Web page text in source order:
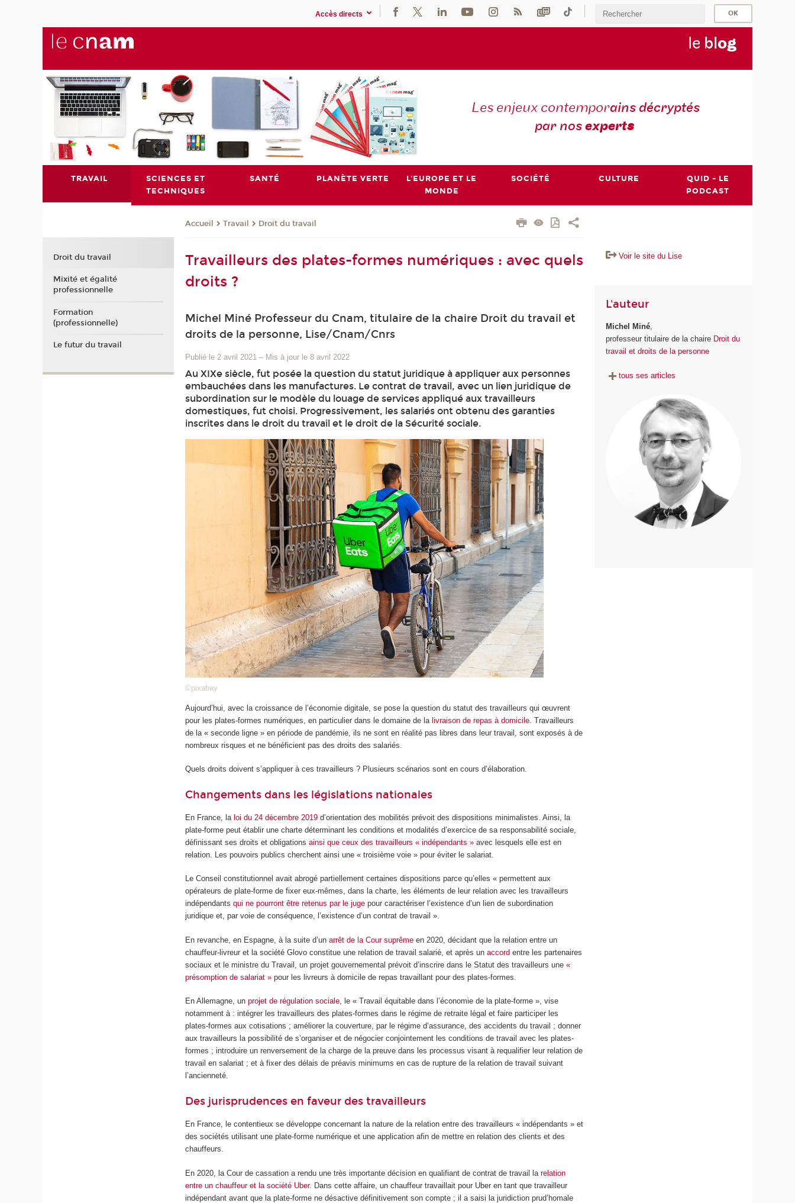
Accès directs
le blog
Les enjeux contemporains décryptés
par nosexperts
TRAVAIL
SCIENCES ET
TECHNIQUES
SANTÉ PLANÈTE VERTE
L'EUROPE ET LE
MONDE
SOCIÉTÉ CULTURE
QUID - LE
PODCAST
Accueil Travail Droit du travail
Travailleurs des plates-formes numériques : avec quels
droits ?
Michel Miné Professeur du Cnam, titulaire de la chaire Droit du travail et
droits de la personne, Lise/Cnam/Cnrs
Publié le 2 avril 2021 – Mis à jour le 8 avril 2022
Au XIXe siècle, fut posée la question du statut juridique à appliquer aux personnes
embauchées dans les manufactures. Le contrat de travail, avec un lien juridique de
subordination sur le modèle du louage de services appliqué aux travailleurs
domestiques, fut choisi. Progressivement, les salariés ont obtenu des garanties
inscrites dans le droit du travail et le droit de la Sécurité sociale.
©pixabay
Aujourd’hui, avec la croissance de l’économie digitale, se pose la question du statut des travailleurs qui œuvrent
pour les plates-formes numériques, en particulier dans le domaine de lalivraison de repas à domicile . Travailleurs
de la « seconde ligne » en période de pandémie, ils ne sont en réalité pas libres dans leur travail, sont exposés à de
nombreux risques et ne bénéficient pas des droits des salariés.
Quels droits doivent s’appliquer à ces travailleurs ? Plusieurs scénarios sont en cours d’élaboration.
Changements dans les législations nationales
En France, la loi du 24 décembre 2019 d’orientation des mobilités prévoit des dispositions minimalistes. Ainsi, la
plate-forme peut établir une charte déterminant les conditions et modalités d’exercice de sa responsabilité sociale,
définissant ses droits et obligationsainsi que ceux des travailleurs « indépendants » avec lesquels elle est en
relation. Les pouvoirs publics cherchent ainsi une « troisième voie » pour éviter le salariat.
Le Conseil constitutionnel avait abrogé partiellement certaines dispositions parce qu’elles « permettent aux
opérateurs de plate-forme de fixer eux-mêmes, dans la charte, les éléments de leur relation avec les travailleurs
indépendantsqui ne pourront être retenus par le juge pour caractériser l’existence d’un lien de subordination
juridique et, par voie de conséquence, l’existence d’un contrat de travail ».
En revanche, en Espagne, à la suite d’unarrêt de la Cour suprême en 2020, décidant que la relation entre un
chauffeur-livreur et la société Glovo constitue une relation de travail salarié, et après unaccord entre les partenaires
sociaux et le ministre du Travail, un projet gouvernemental prévoit d’inscrire dans le Statut des travailleurs une«
présomption de salariat » pour les livreurs à domicile de repas travaillant pour des plates-formes.
En Allemagne, unprojet de régulation sociale, le « Travail équitable dans l’économie de la plate-forme », vise
notamment à : intégrer les travailleurs des plates-formes dans le régime de retraite légal et faire participer les
plates-formes aux cotisations ; améliorer la couverture, par le régime d’assurance, des accidents du travail ; donner
aux travailleurs la possibilité de s’organiser et de négocier conjointement les conditions de travail avec les plates-
formes ; introduire un renversement de la charge de la preuve dans les processus visant à requalifier leur relation de
travail en salariat ; et à fixer des délais de préavis minimums en cas de rupture de la relation de travail suivant
l’ancienneté.
Des jurisprudences en faveur des travailleurs
En France, le contentieux se développe concernant la nature de la relation entre des travailleurs « indépendants » et
des sociétés utilisant une plate-forme numérique et une application afin de mettre en relation des clients et des
chauffeurs.
En 2020, la Cour de cassation a rendu une très importante décision en qualifiant de contrat de travail larelation
entre un chauffeur et la société Uber. Dans cette affaire, un chauffeur travaillait pour Uber en tant que travailleur
indépendant avant que la plate-forme ne désactive définitivement son compte ; il a saisi la juridiction prud’homale
Voir le site du Lise
L'auteur
Michel Miné,
professeur titulaire de la chaire Droit du
travail et droits de la personne
tous ses articles
Droit du travail
Mixité et égalité
professionnelle
Formation
(professionnelle)
Le futur du travail